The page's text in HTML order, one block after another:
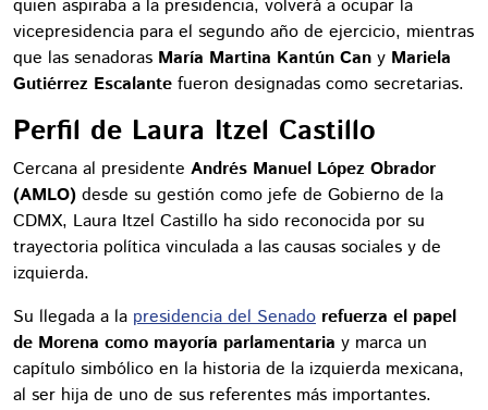
quien aspiraba a la presidencia, volverá a ocupar la
vicepresidencia para el segundo año de ejercicio, mientras
que las senadoras María Martina Kantún Can y Mariela
Gutiérrez Escalante fueron designadas como secretarias.
Perfil de Laura Itzel Castillo
Cercana al presidente Andrés Manuel López Obrador
(AMLO) desde su gestión como jefe de Gobierno de la
CDMX, Laura Itzel Castillo ha sido reconocida por su
trayectoria política vinculada a las causas sociales y de
izquierda.
Su llegada a la presidencia del Senado refuerza el papel
de Morena como mayoría parlamentaria y marca un
capítulo simbólico en la historia de la izquierda mexicana,
al ser hija de uno de sus referentes más importantes.